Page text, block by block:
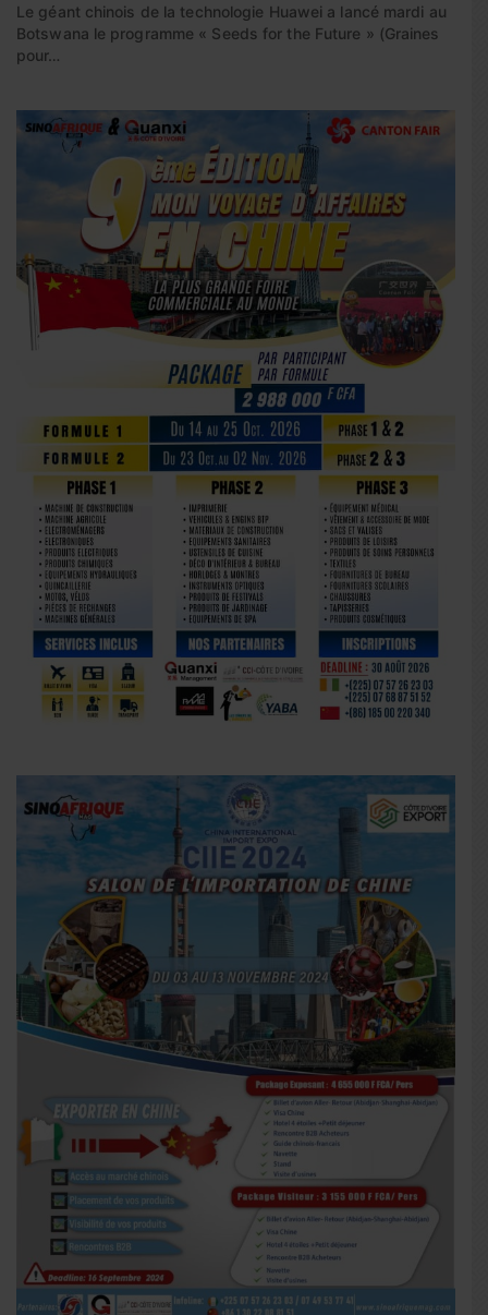
Le géant chinois de la technologie Huawei a lancé mardi au
Botswana le programme « Seeds for the Future » (Graines
pour…